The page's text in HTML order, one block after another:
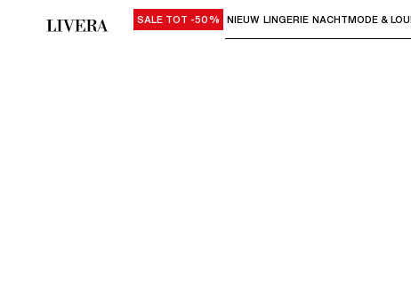
Gebruik "Pijl omlaag" of "Enter" om
SALE TOT -50% NIEUW LINGERIE NACHTMODE &